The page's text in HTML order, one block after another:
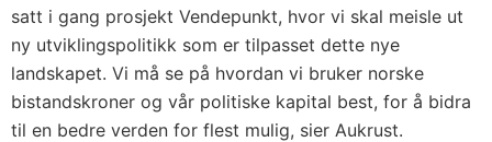
satt i gang prosjekt Vendepunkt, hvor vi skal meisle ut
ny utviklingspolitikk som er tilpasset dette nye
landskapet. Vi må se på hvordan vi bruker norske
bistandskroner og vår politiske kapital best, for å bidra
til en bedre verden for flest mulig, sier Aukrust.